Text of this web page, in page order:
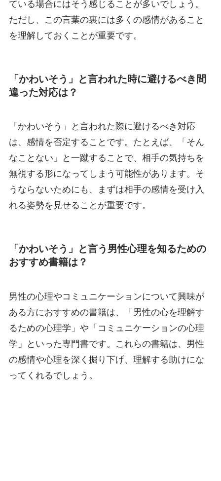
ている場合にはそう感じることが多いでしょう。
ただし、この言葉の裏には多くの感情があること
を理解しておくことが重要です。
「かわいそう」と言われた時に避けるべき間
違った対応は？
「かわいそう」と言われた際に避けるべき対応
は、感情を否定することです。たとえば、「そん
なことない」と一蹴することで、相手の気持ちを
無視する形になってしまう可能性があります。そ
うならないためにも、まずは相手の感情を受け入
れる姿勢を見せることが重要です。
「かわいそう」と言う男性心理を知るための
おすすめ書籍は？
男性の心理やコミュニケーションについて興味が
ある方におすすめの書籍は、「男性の心を理解す
るための心理学」や「コミュニケーションの心理
学」といった専門書です。これらの書籍は、男性
の感情や心理を深く掘り下げ、理解する助けにな
ってくれるでしょう。